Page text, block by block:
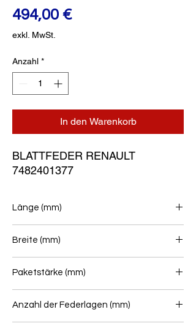
494,00 €Preis
exkl. MwSt.
Anzahl *
In den Warenkorb
BLATTFEDER RENAULT
7482401377
Länge (mm)
Breite (mm)
Paketstärke (mm)
Anzahl der Federlagen (mm)